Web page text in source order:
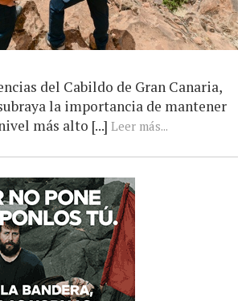
del Cabildo de Gran Canaria,
la importancia de mantener
más alto [...] Leer más...